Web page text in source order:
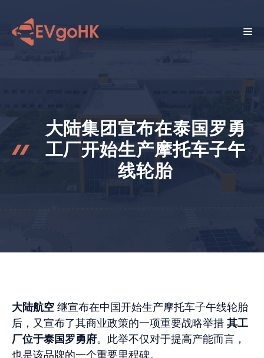
菜
大陆集团宣布在泰国罗勇
工厂开始生产摩托车子午
线轮胎
大陆航空 继宣布在中国开始生产摩托车子午线轮胎
后，又宣布了其商业政策的一项重要战略举措 其工
厂位于泰国罗勇府。此举不仅对于提高产能而言，
也是该品牌的一个重要里程碑。